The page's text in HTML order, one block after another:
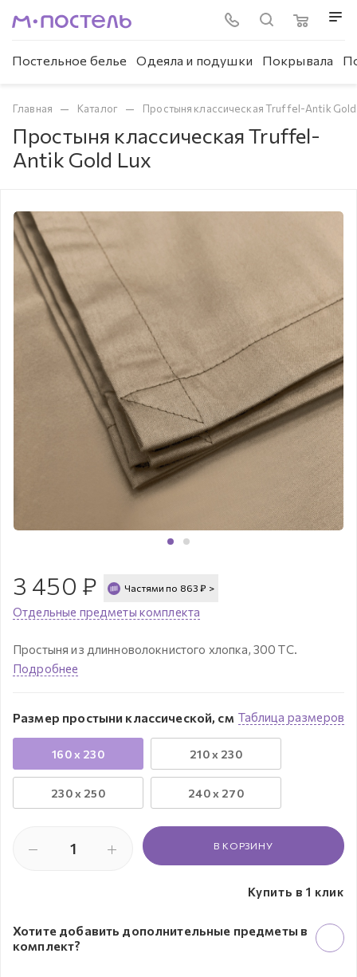
Постельное белье Одеяла и подушки Покрывала
Главная — Каталог — Простыня классическая Truffel-Antik Gold
Простыня классическая Truffel-
Antik Gold Lux
3 450 ₽ Частями по 863 ₽ >
Отдельные предметы комплекта
Простыня из длинноволокнистого хлопка, 300 ТС.
Подробнее
Таблица размеров
Размер простыни классической, см
160 x 230 210 x 230
230 х 250 240 x 270
В КОРЗИНУ
Купить в 1 клик
Хотите добавить дополнительные предметы в
комплект?